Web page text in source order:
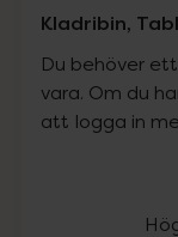
Kladribin,
Du behöver
vara. Om du
att logga in